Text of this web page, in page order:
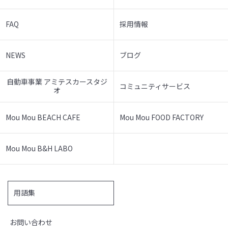
FAQ 採用情報
NEWS ブログ
自動車事業 アミテスカースタジ
オ
コミュニティサービス
Mou Mou BEACH CAFE Mou Mou FOOD FACTORY
Mou Mou B&H LABO
用語集
お問い合わせ